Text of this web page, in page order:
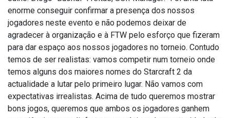
enorme conseguir confirmar a presença dos nossos
jogadores neste evento e não podemos deixar de
agradecer à organização e à FTW pelo esforço que fizeram
para dar espaço aos nossos jogadores no torneio. Contudo
temos de ser realistas: vamos competir num torneio onde
temos alguns dos maiores nomes do Starcraft 2 da
actualidade a lutar pelo primeiro lugar. Não vamos com
expectativas irrealistas. Acima de tudo queremos mostrar
bons jogos, queremos que ambos os jogadores ganhem